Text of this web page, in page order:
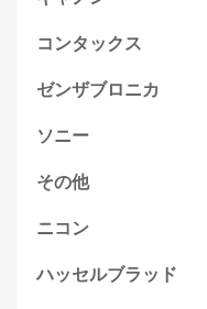
コンタックス
ゼンザブロニカ
ソニー
その他
ニコン
ハッセルブラッド